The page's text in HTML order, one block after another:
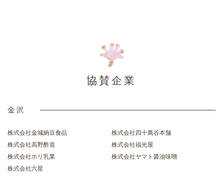
協賛企業
金沢
株式会社金城納豆食品
株式会社四十萬谷本舗
株式会社高野酢造
株式会社福光屋
株式会社ホリ乳業
株式会社ヤマト醤油味噌
株式会社六星